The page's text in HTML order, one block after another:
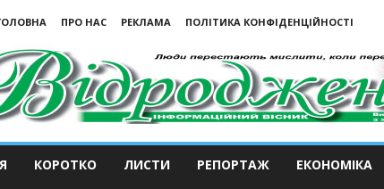
ПРО НАС РЕКЛАМА
ПОЛІТИКА КОНФІДЕНЦІЙНОСТІ
КОРОТКО ЛИСТИ РЕПОРТАЖ ЕКОНОМІКА